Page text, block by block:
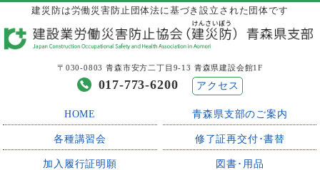
建災防は労働災害防止団体法に基づき設立された団体です
〒030-0803 青森市安方二丁目9-13 青森県建設会館1F
017-773-6200 アクセス
HOME 青森県支部のご案内
各種講習会 修了証再交付･書替
加入履行証明願 図書･用品